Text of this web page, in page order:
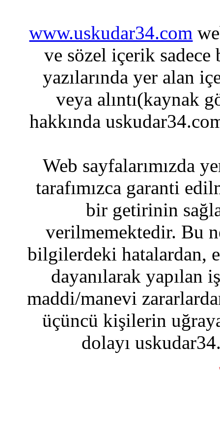
www.uskudar34.com
ve sözel içerik sadece
yazılarında yer alan
veya alıntı(kaynak
hakkında
Web sayfalarımızda
tarafımızca garanti
bir getirinin
verilmemektedir. Bu
bilgilerdeki hatalardan,
dayanılarak yapılan
maddi/manevi
üçüncü kişilerin
dolayı